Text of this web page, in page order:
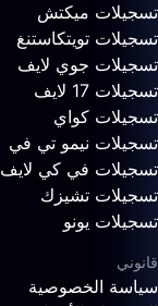
تسجيلات ميكتش
تسجيلات تويتكاستنغ
تسجيلات جوي لايف
تسجيلات 17 لايف
تسجيلات كواي
تسجيلات نيمو تي في
تسجيلات في كي لايف
تسجيلات تشيزك
تسجيلات يونو
قانوني
سياسة الخصوصية